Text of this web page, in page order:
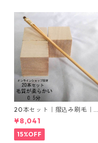
20本セット｜摺込み刷毛｜冬
毛（毛質が柔らかい）0.5分
¥8,041
15%OFF